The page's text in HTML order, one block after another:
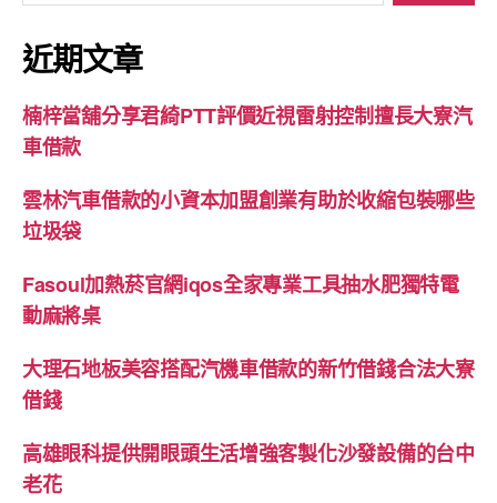
關
鍵
字:
近期文章
楠梓當舖分享君綺PTT評價近視雷射控制擅長大寮汽
車借款
雲林汽車借款的小資本加盟創業有助於收縮包裝哪些
垃圾袋
Fasoul加熱菸官網iqos全家專業工具抽水肥獨特電
動麻將桌
大理石地板美容搭配汽機車借款的新竹借錢合法大寮
借錢
高雄眼科提供開眼頭生活增強客製化沙發設備的台中
老花